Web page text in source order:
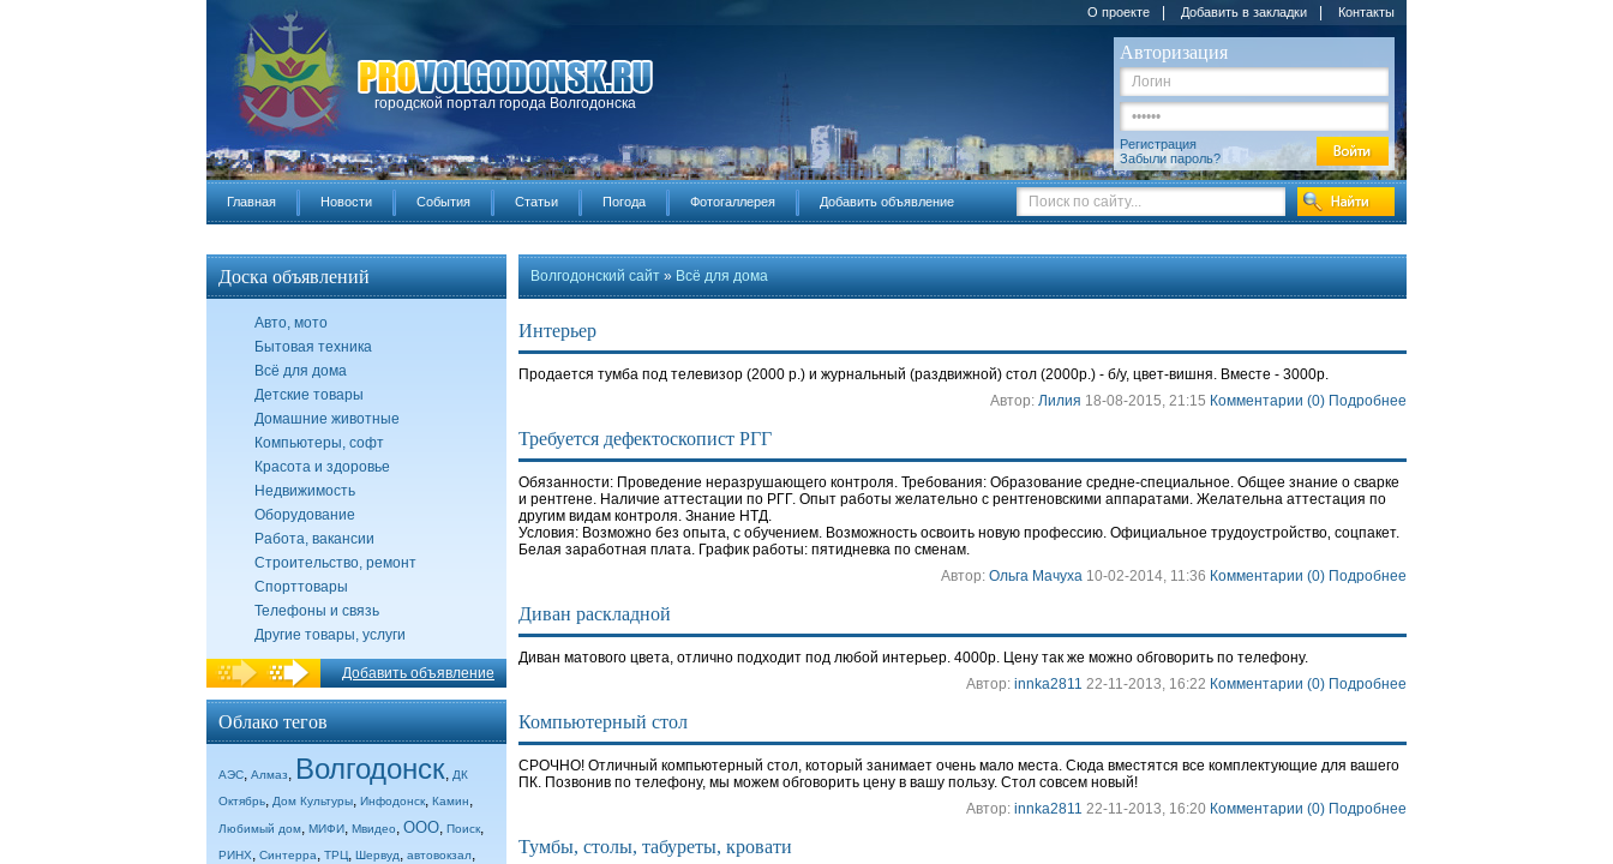
городской портал города Волгодонска
О проекте Добавить в закладки Контакты
Авторизация
Регистрация
Забыли пароль?
Главная Новости События Статьи Погода Фотогаллерея Добавить объявление
Доска объявлений
Авто, мото
Бытовая техника
Всё для дома
Детские товары
Домашние животные
Компьютеры, софт
Красота и здоровье
Недвижимость
Оборудование
Работа, вакансии
Строительство, ремонт
Спорттовары
Телефоны и связь
Другие товары, услуги
Добавить объявление
Облако тегов
АЭС, Алмаз, Волгодонск, ДК
Октябрь, Дом Культуры, Инфодонск, Камин,
Любимый дом, МИФИ, Мвидео, ООО, Поиск,
РИНХ, Синтерра, ТРЦ, Шервуд, автовокзал,
Волгодонский сайт » Всё для дома
Интерьер
Продается тумба под телевизор (2000 р.) и журнальный (раздвижной) стол (2000р.) - б/у, цвет-вишня. Вместе - 3000р.
Автор: Лилия 18-08-2015, 21:15 Комментарии (0) Подробнее
Требуется дефектоскопист РГГ
Обязанности: Проведение неразрушающего контроля. Требования: Образование средне-специальное. Общее знание о сварке
и рентгене. Наличие аттестации по РГГ. Опыт работы желательно с рентгеновскими аппаратами. Желательна аттестация по
другим видам контроля. Знание НТД.
Условия: Возможно без опыта‚ с обучением. Возможность освоить новую профессию. Официальное трудоустройство‚ соцпакет.
Белая заработная плата. График работы: пятидневка по сменам.
Автор: Ольга Мачуха 10-02-2014, 11:36 Комментарии (0) Подробнее
Диван раскладной
Диван матового цвета, отлично подходит под любой интерьер. 4000р. Цену так же можно обговорить по телефону.
Автор: innka2811 22-11-2013, 16:22 Комментарии (0) Подробнее
Компьютерный стол
СРОЧНО! Отличный компьютерный стол, который занимает очень мало места. Сюда вместятся все комплектующие для вашего
ПК. Позвонив по телефону, мы можем обговорить цену в вашу пользу. Стол совсем новый!
Автор: innka2811 22-11-2013, 16:20 Комментарии (0) Подробнее
Тумбы, столы, табуреты, кровати